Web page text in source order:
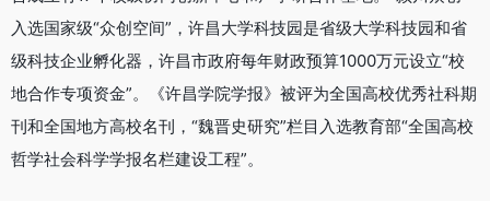
入选国家级“众创空间”，许昌大学科技园是省级大学科技园和省
级科技企业孵化器，许昌市政府每年财政预算1000万元设立“校
地合作专项资金”。《许昌学院学报》被评为全国高校优秀社科期
刊和全国地方高校名刊，“魏晋史研究”栏目入选教育部“全国高校
哲学社会科学学报名栏建设工程”。